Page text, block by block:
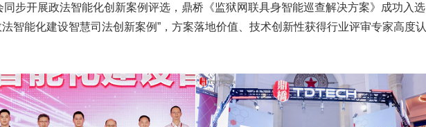
同步开展政法智能化创新案例评选，鼎桥《监狱网联具身智能巡查解决方案》成功入选
法智能化建设智慧司法创新案例”，方案落地价值、技术创新性获得行业评审专家高度认